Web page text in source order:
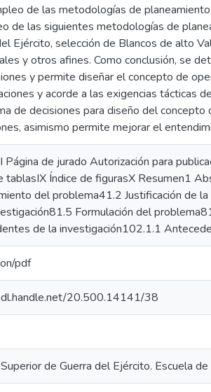
de las metodologías de
de las siguientes metodologías de
Ejército, selección de Blancos de alto
y otros afines. Como conclusión, se
y permite diseñar el concepto de
y acorde a las exigencias tácticas
de decisiones para diseño del
asimismo permite mejorar el
Página de jurado Autorización para
tablasIX Índice de figurasX Resumen1
del problema41.2 Justificación de
Formulación del
de la investigación102.1.1
pdf
20.500.14141/38
de Guerra del Ejército. Escuela